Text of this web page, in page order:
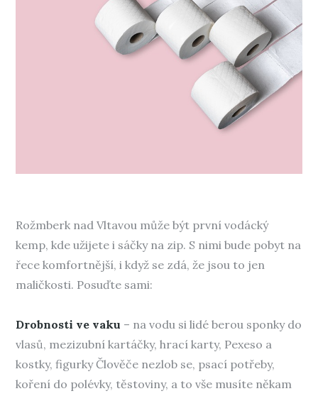
Rožmberk nad Vltavou může být první vodácký
kemp, kde užijete i sáčky na zip. S nimi bude pobyt na
řece komfortnější, i když se zdá, že jsou to jen
maličkosti. Posuďte sami:
Drobnosti ve vaku – na vodu si lidé berou sponky do
vlasů, mezizubní kartáčky, hrací karty, Pexeso a
kostky, figurky Člověče nezlob se, psací potřeby,
koření do polévky, těstoviny, a to vše musíte někam